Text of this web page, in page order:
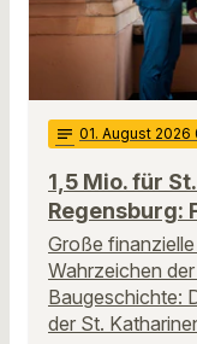
notes 01. August 2026
1,5 Mio. für
Regensburg:
Große
Wahrzeichen
Baugeschichte:
der St.